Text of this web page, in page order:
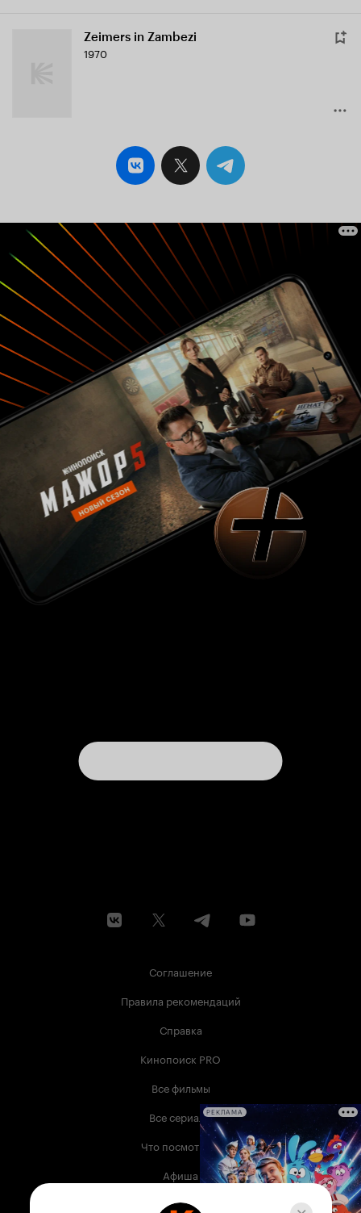
Zeimers in Zambezi
1970
Соглашение
Правила рекомендаций
Справка
Кинопоиск PRO
Все фильмы
Все сериалы
Что посмотреть
Афиша
Музыка
РЕКЛАМА